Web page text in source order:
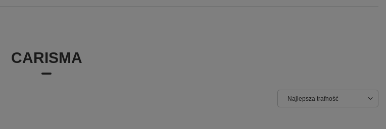
CARISMA
Najlepsza trafność